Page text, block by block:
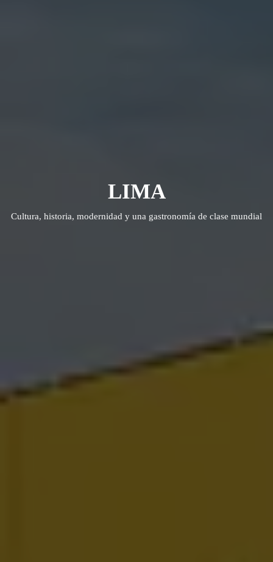
LIMA
Cultura, historia, modernidad y una gastronomía de clase mundial